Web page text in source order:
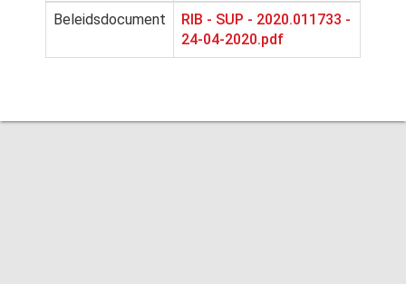
Beleidsdocument
RIB - SUP - 2020.011733 -
24-04-2020.pdf